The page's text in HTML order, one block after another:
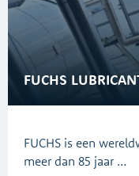
FUCHS
FUCHS is een
meer dan 85 jaar …